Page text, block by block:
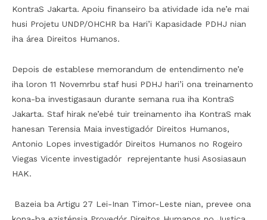
KontraS Jakarta. Apoiu finanseiro ba atividade ida ne’e mai
husi Projetu UNDP/OHCHR ba Hari’i Kapasidade PDHJ nian
iha área Direitos Humanos.
Depois de establese memorandum de entendimento ne’e
iha loron 11 Novemrbu staf husi PDHJ hari’i ona treinamento
kona-ba investigasaun durante semana rua iha KontraS
Jakarta. Staf hirak ne’ebé tuir treinamento iha KontraS mak
hanesan Terensia Maia investigadór Direitos Humanos,
Antonio Lopes investigadór Direitos Humanos no Rogeiro
Viegas Vicente investigadór reprejentante husi Asosiasaun
HAK.
Bazeia ba Artigu 27 Lei-Inan Timor-Leste nian, prevee ona